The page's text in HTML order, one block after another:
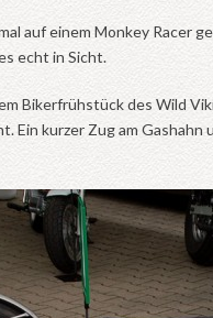
auf einem Monkey Racer
echt in Sicht.
Bikerfrühstück des Wild
Ein kurzer Zug am